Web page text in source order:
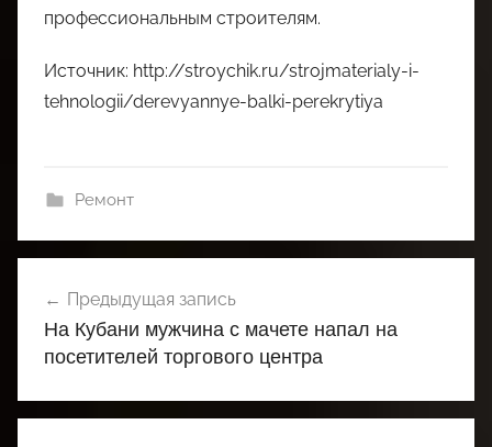
профессиональным строителям.
Источник: http://stroychik.ru/strojmaterialy-i-
tehnologii/derevyannye-balki-perekrytiya
Ремонт
по
записям
Предыдущая запись
На Кубани мужчина с мачете напал на
посетителей торгового центра